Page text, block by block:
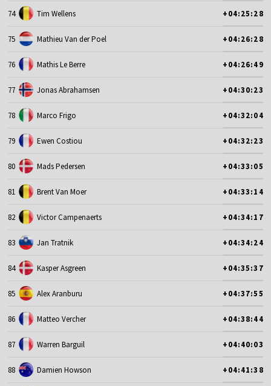
74 Tim Wellens +04:25:28
75 Mathieu Van der Poel +04:26:28
76 Mathis Le Berre +04:26:49
77 Jonas Abrahamsen +04:30:23
78 Marco Frigo +04:32:04
79 Ewen Costiou +04:32:23
80 Mads Pedersen +04:33:05
81 Brent Van Moer +04:33:14
82 Victor Campenaerts +04:34:17
83 Jan Tratnik +04:34:24
84 Kasper Asgreen +04:35:37
85 Alex Aranburu +04:37:55
86 Matteo Vercher +04:38:44
87 Warren Barguil +04:40:03
88 Damien Howson +04:41:38